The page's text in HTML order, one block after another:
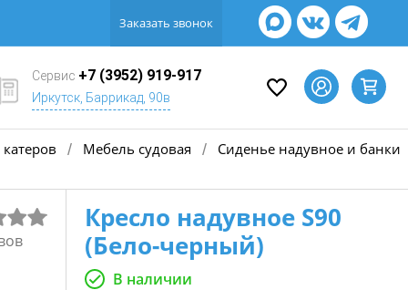
Заказать звонок
Сервис +7 (3952) 919-917
Иркутск, Баррикад, 90в
/ Мебель судовая / Сиденье надувное и банки
Кресло надувное S90
(Бело-черный)
В наличии